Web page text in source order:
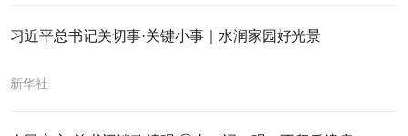
习近平总书记关切事·关键小事｜水润家园好光景
新华社